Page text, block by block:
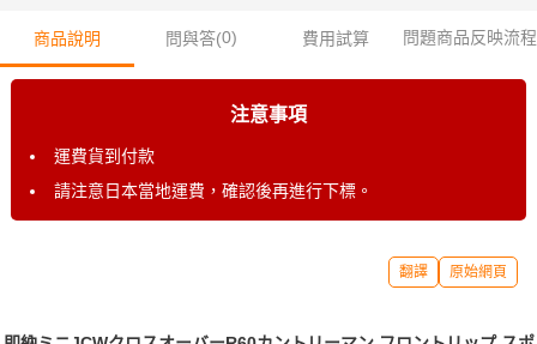
商品說明 問與答(0) 費用試算 問題商品反映流程
注意事項
運費貨到付款
請注意日本當地運費，確認後再進行下標。
翻譯 原始網頁